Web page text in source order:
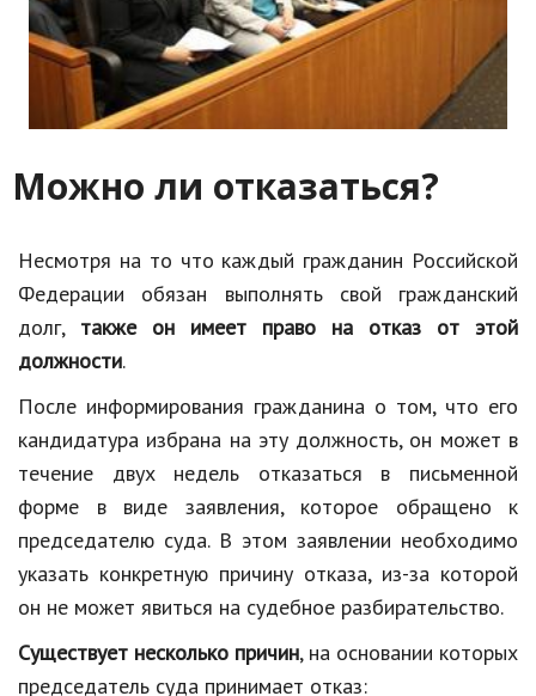
Можно ли отказаться?
Несмотря на то что каждый гражданин Российской
Федерации обязан выполнять свой гражданский
долг, также он имеет право на отказ от этой
должности.
После информирования гражданина о том, что его
кандидатура избрана на эту должность, он может в
течение двух недель отказаться в письменной
форме в виде заявления, которое обращено к
председателю суда. В этом заявлении необходимо
указать конкретную причину отказа, из-за которой
он не может явиться на судебное разбирательство.
Существует несколько причин, на основании которых
председатель суда принимает отказ: